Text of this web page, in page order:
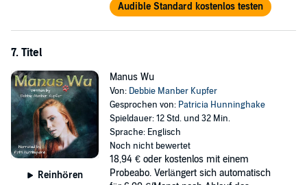
Audible Standard kostenlos testen
7. Titel
Reinhören
Manus Wu
Von: Debbie Manber Kupfer
Gesprochen von: Patricia Hunninghake
Spieldauer: 12 Std. und 32 Min.
Sprache: Englisch
Noch nicht bewertet
18,94 € oder kostenlos mit einem
Probeabo. Verlängert sich automatisch